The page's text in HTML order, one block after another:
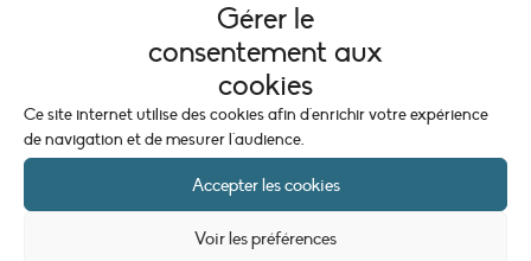
Gérer le
consentement aux
cookies
Ce site internet utilise des cookies afin d'enrichir votre expérience
de navigation et de mesurer l'audience.
Accepter les cookies
Voir les préférences
INFORMATIONS LÉGALES
Mentions légales
Politique de cookies (UE)